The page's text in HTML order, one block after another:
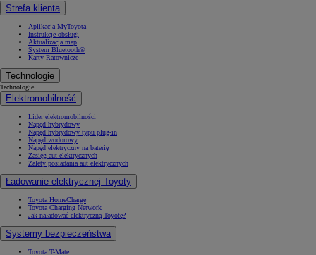
Strefa klienta
Aplikacja MyToyota
Instrukcje obsługi
Aktualizacja map
System Bluetooth®
Karty Ratownicze
Technologie
Technologie
Elektromobilność
Lider elektromobilności
Napęd hybrydowy
Napęd hybrydowy typu plug-in
Napęd wodorowy
Napęd elektryczny na baterię
Zasięg aut elektrycznych
Zalety posiadania aut elektrycznych
Ładowanie elektrycznej Toyoty
Toyota HomeCharge
Toyota Charging Network
Jak naładować elektryczną Toyotę?
Systemy bezpieczeństwa
Toyota T-Mate